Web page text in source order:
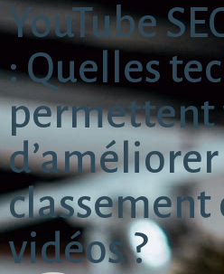
YouTube
: Quelles
classement
vidéos ?